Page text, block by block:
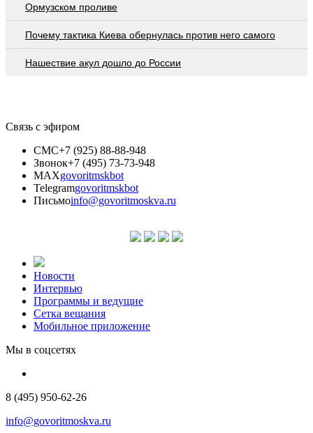
Ормузском проливе
Почему тактика Киева обернулась против него самого
Нашествие акул дошло до России
Связь с эфиром
СМС+7 (925) 88-88-948
Звонок+7 (495) 73-73-948
MAXgovoritmskbot
Telegramgovoritmskbot
Письмоinfo@govoritmoskva.ru
Новости
Интервью
Программы и ведущие
Сетка вещания
Мобильное приложение
Мы в соцсетях
8 (495) 950-62-26
info@govoritmoskva.ru